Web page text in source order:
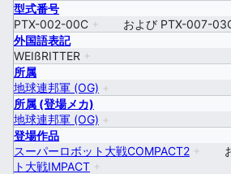
型式番号
PTX-002-00C + および PTX-007-
外国語表記
WEIßRITTER +
所属
地球連邦軍 (OG) +
所属 (登場メカ)
地球連邦軍 (OG) +
登場作品
スーパーロボット大戦COMPACT2 +
ト大戦IMPACT +